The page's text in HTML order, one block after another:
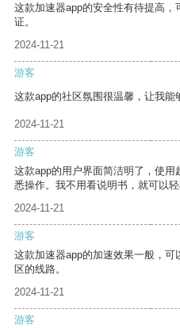
这款加速器app的安全性有待提高
证。
2024-11-21
游客
这款app的社区氛围很温馨，让我能
2024-11-21
游客
这款app的用户界面简洁明了，使
悉操作。我不用看说明书，就可以轻
2024-11-21
游客
这款加速器app的加速效果一般，
区的线路。
2024-11-21
游客